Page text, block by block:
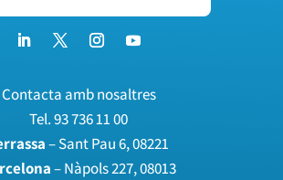
Contacta amb nosaltres
Tel.93 736 11 00
– Sant Pau 6, 08221
– Nàpols 227, 08013